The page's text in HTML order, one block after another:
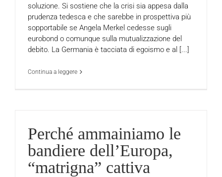
soluzione. Si sostiene che la crisi sia appesa dalla
prudenza tedesca e che sarebbe in prospettiva più
sopportabile se Angela Merkel cedesse sugli
eurobond o comunque sulla mutualizzazione del
debito. La Germania è tacciata di egoismo e al [...]
Continua a leggere
Perché ammainiamo le
bandiere dell’Europa,
“matrigna” cattiva